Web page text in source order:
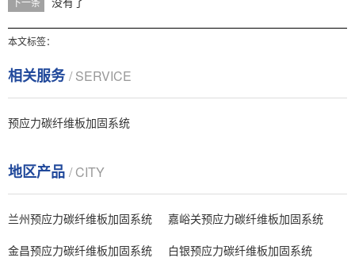
本文标签：
相关服务/ SERVICE
预应力碳纤维板加固系统
地区产品 / CITY
兰州预应力碳纤维板加固系统
嘉峪关预应力碳纤维板加固系统
金昌预应力碳纤维板加固系统
白银预应力碳纤维板加固系统